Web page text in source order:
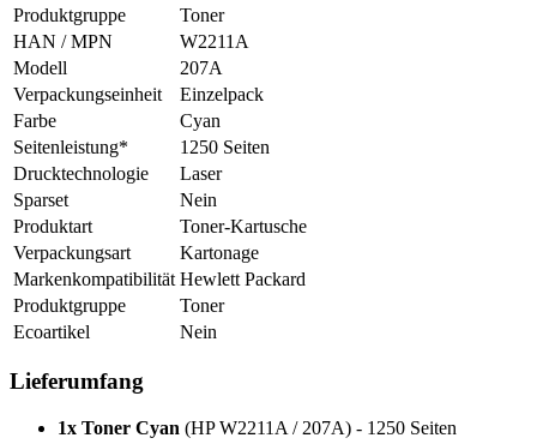
Produktgruppe
Toner
HAN / MPN
W2211A
Modell
207A
Verpackungseinheit
Einzelpack
Farbe
Cyan
Seitenleistung*
1250 Seiten
Drucktechnologie
Laser
Sparset
Nein
Produktart
Toner-Kartusche
Verpackungsart
Kartonage
Markenkompatibilität Hewlett Packard
Produktgruppe
Toner
Ecoartikel
Nein
Lieferumfang
1x Toner Cyan (HP W2211A / 207A) - 1250 Seiten